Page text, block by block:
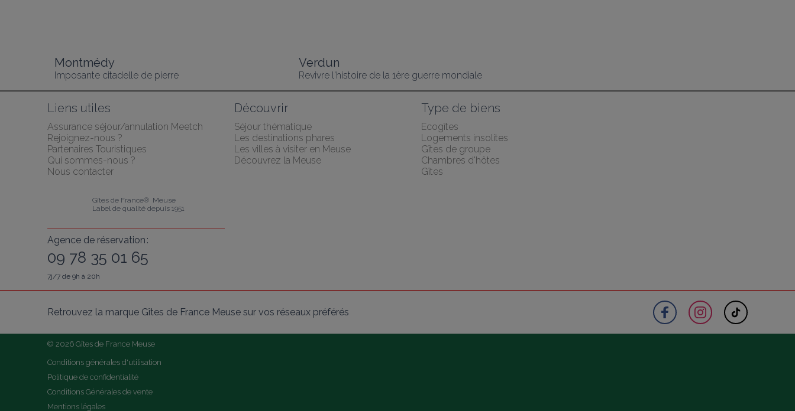
Montmédy
Imposante citadelle de pierre
Verdun
Revivre l'histoire de la 1ère guerre mondiale
Liens utiles
Assurance séjour/annulation Meetch
Rejoignez-nous ?
Partenaires Touristiques
Qui sommes-nous ?
Nous contacter
Découvrir
Séjour thématique
Les destinations phares
Les villes à visiter en Meuse
Découvrez la Meuse
Type de biens
Ecogîtes
Logements insolites
Gîtes de groupe
Chambres d'hôtes
Gîtes
Gîtes de France®  Meuse
Label de qualité depuis 1951
Agence de réservation :
09 78 35 01 65
7j/7 de 9h à 20h
Retrouvez la marque Gîtes de France Meuse sur vos réseaux préférés
© 2026 Gîtes de France Meuse
Conditions générales d'utilisation
Politique de confidentialité
Conditions Générales de vente
Mentions légales